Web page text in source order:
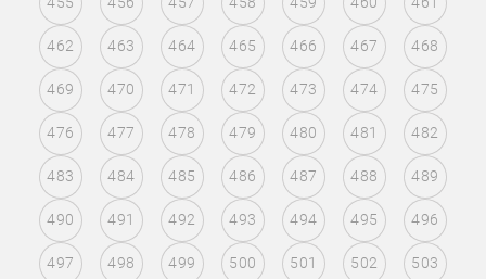
462 463 464 465 466 467 468
469 470 471 472 473 474 475
476 477 478 479 480 481 482
483 484 485 486 487 488 489
490 491 492 493 494 495 496
497 498 499 500 501 502 503